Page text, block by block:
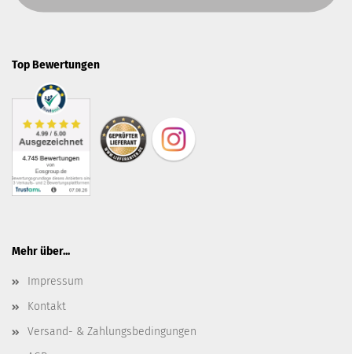
Top Bewertungen
Mehr über...
Impressum
Kontakt
Versand- & Zahlungsbedingungen